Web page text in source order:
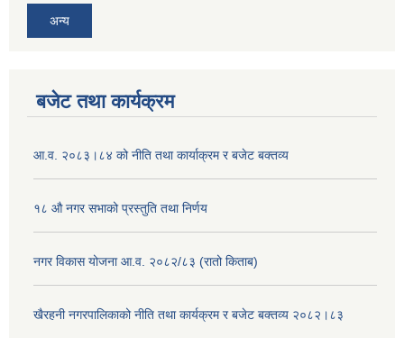
अन्य
बजेट तथा कार्यक्रम
आ.व. २०८३।८४ को नीति तथा कार्याक्रम र बजेट बक्तव्य
१८ औ नगर सभाको प्रस्तुति तथा निर्णय
नगर विकास योजना आ.व. २०८२/८३ (रातो किताब)
खैरहनी नगरपालिकाको नीति तथा कार्यक्रम र बजेट बक्तव्य २०८२।८३